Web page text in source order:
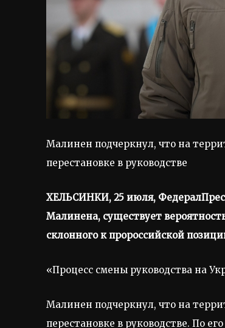
Малинен подчеркнул, что на
перестановке в руководстве
ХЕЛЬСИНКИ, 25 июля,
Малинена, существует
склонного к пророссийской
«Процесс смены руководства на
Малинен подчеркнул, что на
перестановке в руководстве. По